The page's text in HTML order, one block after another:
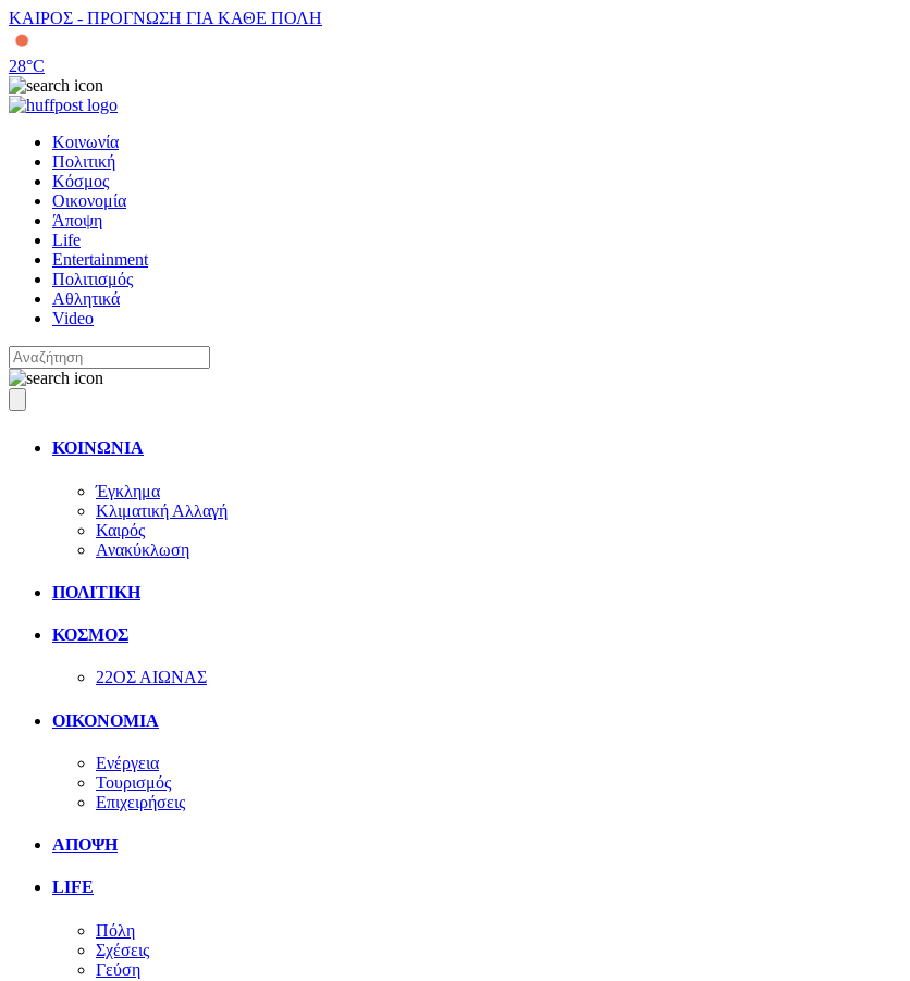
ΚΑΙΡΟΣ - ΠΡΟΓΝΩΣΗ ΓΙΑ ΚΑΘΕ ΠΟΛΗ
28°C
Κοινωνία
Πολιτική
Κόσμος
Οικονομία
Άποψη
Life
Entertainment
Πολιτισμός
Αθλητικά
Video
ΚΟΙΝΩΝΙΑ
Έγκλημα
Κλιματική Αλλαγή
Καιρός
Ανακύκλωση
ΠΟΛΙΤΙΚΗ
ΚΟΣΜΟΣ
22ΟΣ ΑΙΩΝΑΣ
ΟΙΚΟΝΟΜΙΑ
Ενέργεια
Τουρισμός
Επιχειρήσεις
ΑΠΟΨΗ
LIFE
Πόλη
Σχέσεις
Γεύση